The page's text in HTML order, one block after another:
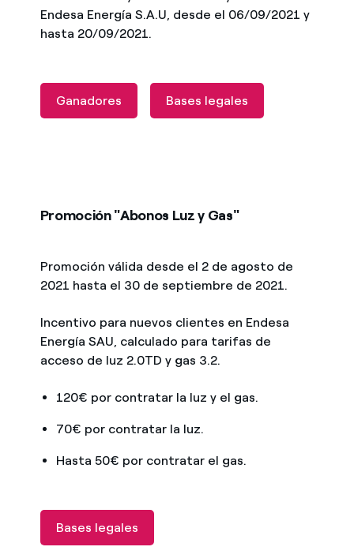
Endesa Energía S.A.U, desde el 06/09/2021 y
hasta 20/09/2021.
Ganadores Bases legales
Promoción "Abonos Luz y Gas"
Promoción válida desde el 2 de agosto de
2021 hasta el 30 de septiembre de 2021.
Incentivo para nuevos clientes en Endesa
Energía SAU, calculado para tarifas de
acceso de luz 2.0TD y gas 3.2.
120€ por contratar la luz y el gas.
70€ por contratar la luz.
Hasta 50€ por contratar el gas.
Bases legales